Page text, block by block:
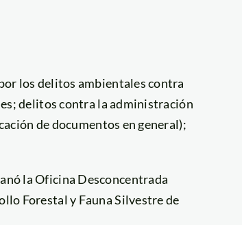
los delitos ambientales contra
delitos contra la administración
de documentos en general);
la Oficina Desconcentrada
Forestal y Fauna Silvestre de